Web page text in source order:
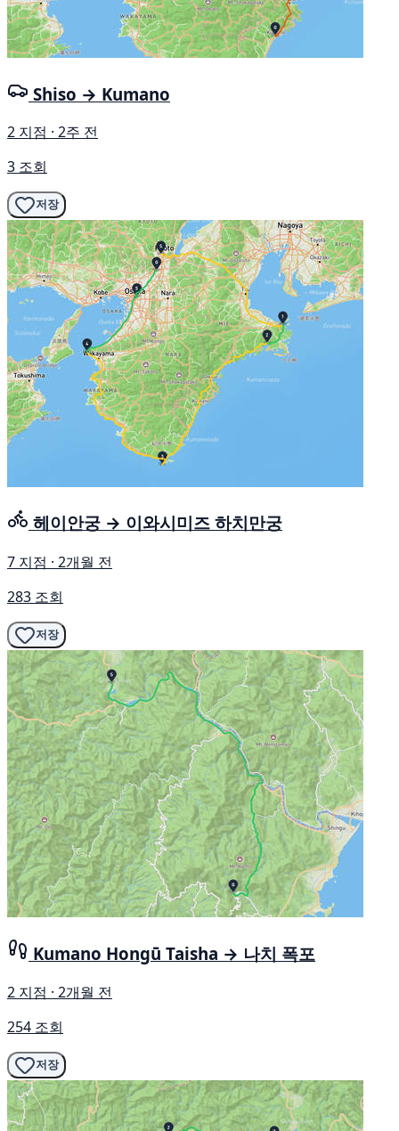
Shiso → Kumano
2 지점 · 2주 전
3 조회
저장
헤이안궁 → 이와시미즈 하치만궁
7 지점 · 2개월 전
283 조회
저장
Kumano Hongū Taisha → 나치 폭포
2 지점 · 2개월 전
254 조회
저장